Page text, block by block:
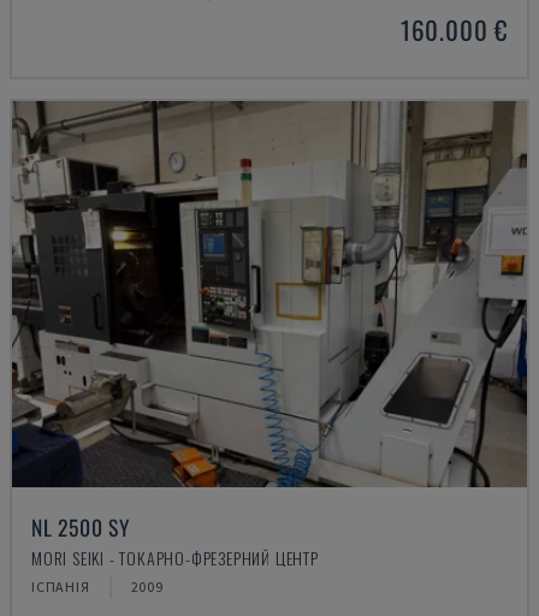
160.000 €
NL 2500 SY
MORI SEIKI - ТОКАРНО-ФРЕЗЕРНИЙ ЦЕНТР
ІСПАНІЯ 2009